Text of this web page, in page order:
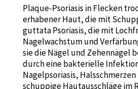
Plaque-Psoriasis in Flecken
erhabener Haut, die mit
guttata Psoriasis, die mit
Nagelwachstum und
sie die Nägel und Zehennägel
durch eine bakterielle
Nagelpsoriasis,
schuppige Hautausschläge im